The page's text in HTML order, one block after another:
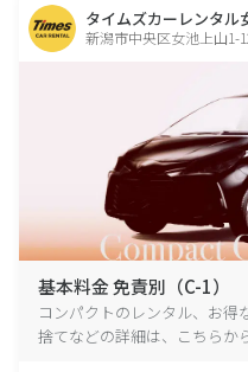
タイムズカーレンタル
新潟市中央区女池上山1-
基本料金 免責別（C-1）
コンパクトのレンタル、お得
捨てなどの詳細は、こちらか